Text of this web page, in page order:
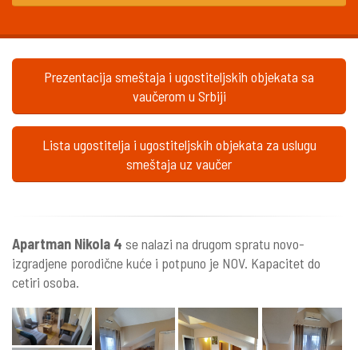
Prezentacija smeštaja i ugostiteljskih objekata sa
vaučerom u Srbiji
Lista ugostitelja i ugostiteljskih objekata za uslugu
smeštaja uz vaučer
Apartman Nikola 4 se nalazi na drugom spratu novo-
izgradjene porodične kuće i potpuno je NOV. Kapacitet do
cetiri osoba.